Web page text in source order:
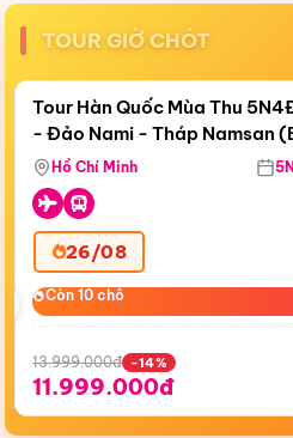
TOUR GIỜ CHÓT
Còn19 ngày 16:48:22
Tour Hàn Quốc Mùa Thu
- Đảo Nami - Tháp Namsan
Airways)
Hồ Chí Minh
26/08
Còn 10 chỗ
Còn 10 chỗ
13.999.000đ -14%
11.999.000đ